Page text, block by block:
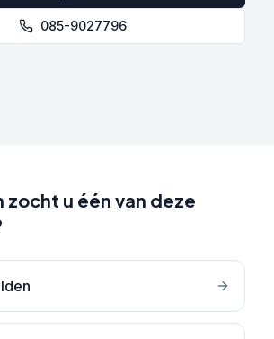
085-9027796
zocht u één van deze